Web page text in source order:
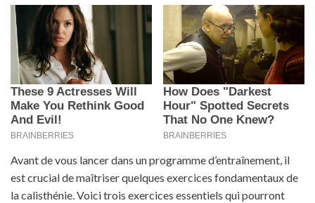
Avant de vous lancer dans un programme d’entraînement, il
est crucial de maîtriser quelques exercices fondamentaux de
la calisthénie. Voici trois exercices essentiels qui pourront